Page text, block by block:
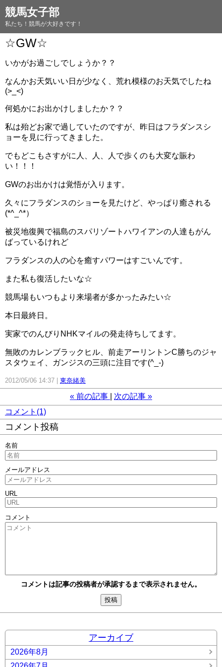
競馬女子部
私たち！競馬が大好きです！
☆GW☆
いかがお過ごしでしょうか？？
なんかお天気いい日が少なく、荒れ模様のお天気でしたね
(>_<)
何処かにお出かけしましたか？？
私は殆どお家で過していたのですが、昨日はフラダンスシ
ョーを見に行ってきました。
でもどこもさすがに人、人、人で歩くのも大変な賑わ
い！！！
GWのお出かけは覚悟が入ります。
久々にフラダンスのショーを見たけど、やっぱり癒される
(*^_^*）
被災地復興で福島のスパリゾートハワイアンの人達もがん
ばっているけれど
フラダンスの人の心を癒すパワーはすごいんです。
また私も復活したいな☆
競馬場もいつもより来場者が多かったみたい☆
本日最終日。
実家でのんびりNHKマイルの発走待ちしてます。
無敗のカレンブラックヒル、前走アーリントンC勝ちのジャ
スタウェイ、ガンジスの三頭に注目です(^_-)
2012/05/06 14:37 東奈緒美
« 前の記事 次の記事 »
コメント(1)
コメント投稿
名前
メールアドレス
URL
コメント
コメントは記事の投稿者が承認するまで表示されません。
アーカイブ
2026年8月